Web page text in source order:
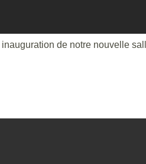
de notre nouvelle